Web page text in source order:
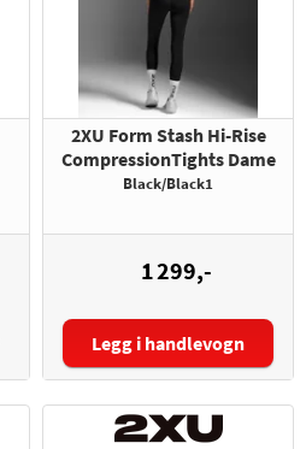
2XU Form Stash Hi-Rise
CompressionTights Dame
Black/Black1
1 299,-
Størrelse:
Legg i handlevogn